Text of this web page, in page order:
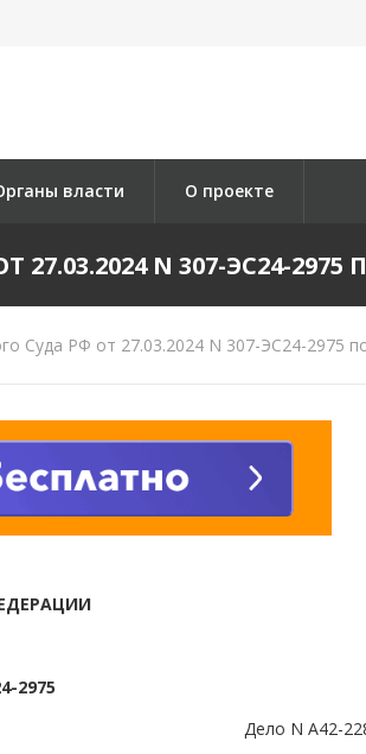
власти О проекте
N 307-ЭС24-2975
Суда РФ от 27.03.2024 N 307-ЭС24-2975
2975
Дело N А42-